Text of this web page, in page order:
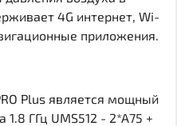
4G интернет, Wi-
приложения.
Plus является мощный
ГГц UMS512 - 2*A75 +